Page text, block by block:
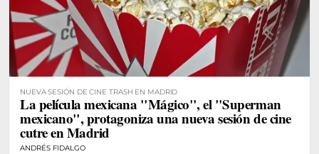
NUEVA SESIÓN DE CINE TRASH EN MADRID
La película mexicana "Mágico", el "Superman
mexicano", protagoniza una nueva sesión de cine
cutre en Madrid
ANDRÉS FIDALGO